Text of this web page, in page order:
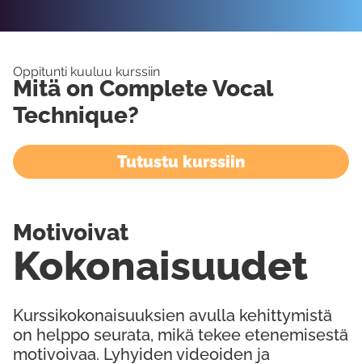
Oppitunti kuuluu kurssiin
Mitä on Complete Vocal
Technique?
Tutustu kurssiin
Kurssikokonaisuuksien avulla kehittymistä
on helppo seurata, mikä tekee etenemisestä
motivoivaa. Lyhyiden videoiden ja
Kokonaisuudet
Motivoivat